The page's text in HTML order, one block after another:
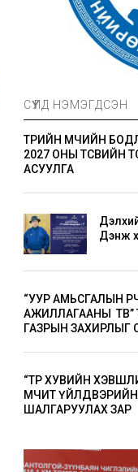
СҮҮЛД НЭМЭГДСЭН
ТӨРИЙН ӨМЧИЙН
2027 ОНЫ ТӨСВИЙН
АСУУЛГА
Дэнж
“УУР АМЬСГАЛЫН
АЖИЛЛАГААНЫ ТӨВ”
ГАЗРЫН ЗАХИРЛЫГ
“ТӨР ХУВИЙН
ӨМЧИТ
ШАЛГАРУУЛАХ ЗАР